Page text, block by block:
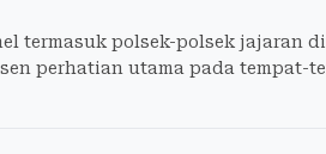
termasuk polsek-polsek jajaran
perhatian utama pada tempat-